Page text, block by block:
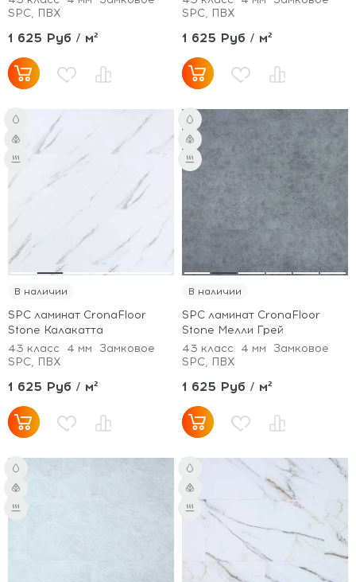
SPC, ПВХ
1 625 Руб / м²
SPC, ПВХ
1 625 Руб / м²
В наличии
SPC ламинат CronaFloor
Stone Калакатта
43 класс
4 мм
Замковое
SPC, ПВХ
1 625 Руб / м²
В наличии
SPC ламинат CronaFloor
Stone Мелли Грей
43 класс
4 мм
Замковое
SPC, ПВХ
1 625 Руб / м²